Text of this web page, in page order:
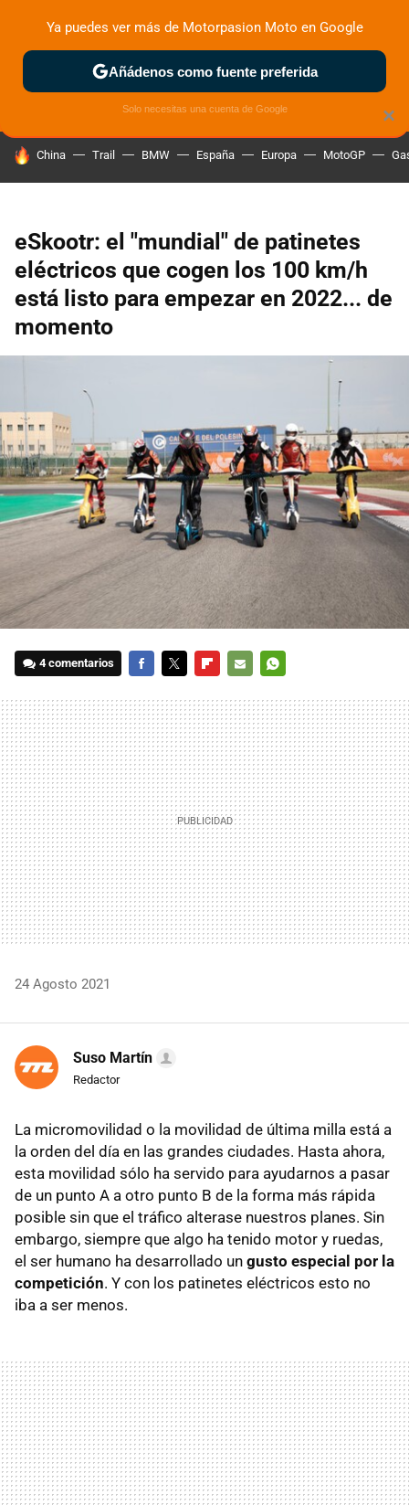
ZONA DE PRUEBAS DEPORTIVAS MOTOS ELÉCTRICAS
HOY SE HABLA DE
China Trail BMW España Europa MotoGP
eSkootr: el "mundial" de patinetes
eléctricos que cogen los 100 km/h
está listo para empezar en 2022... de
momento
4 comentarios
MAIL
24 Agosto 2021
Suso Martín
Redactor
La micromovilidad o la movilidad de última milla está a
la orden del día en las grandes ciudades. Hasta ahora,
esta movilidad sólo ha servido para ayudarnos a pasar
de un punto A a otro punto B de la forma más rápida
posible sin que el tráfico alterase nuestros planes. Sin
embargo, siempre que algo ha tenido motor y ruedas,
el ser humano ha desarrollado un gusto especial por la
competición. Y con los patinetes eléctricos esto no
iba a ser menos.
×
Ya puedes ver más de Motorpasion Moto en Google
Añádenos como fuente preferida
Solo necesitas una cuenta de Google